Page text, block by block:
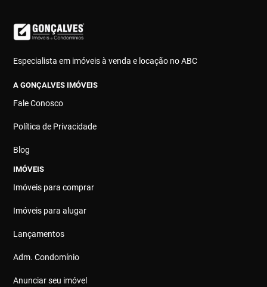
Especialista em imóveis à venda e locação no ABC
A GONÇALVES IMÓVEIS
Fale Conosco
Política de Privacidade
Blog
IMÓVEIS
Imóveis para comprar
Imóveis para alugar
Lançamentos
Adm. Condomínio
Anunciar seu imóvel